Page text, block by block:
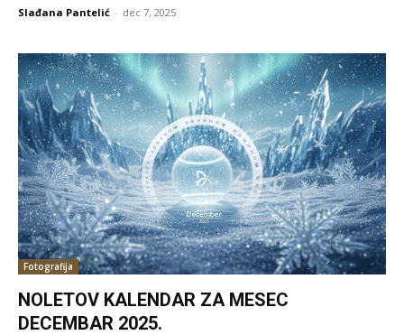
Slađana Pantelić - dec 7, 2025
Fotografija
NOLETOV KALENDAR ZA MESEC
DECEMBAR 2025.